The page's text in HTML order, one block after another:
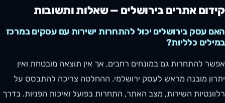
קידום אתרים בירושלים — שאלות ותשובות
האם עסק בירושלים יכול להתחרות ישירות עם עסקים במרכז
במילים כלליות?
אפשר להתחרות גם במונחים רחבים, אך אין תוצאה מובטחת ואין
יתרון מובנה מראש לעסק ירושלמי. ההחלטה צריכה להתבסס על
רלוונטיות השירות, מצב האתר, התחרות בפועל ואיכות הפניות. בדרך